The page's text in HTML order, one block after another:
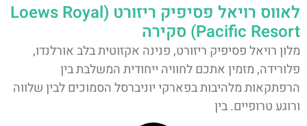
לאווס רויאל פסיפיק ריזורט (Loews Royal
Pacific Resort) סקירה
מלון רויאל פסיפיק ריזורט, פנינה אקזוטית בלב אורלנדו,
פלורידה, מזמין אתכם לחוויה ייחודית המשלבת בין
הרפתקאות מלהיבות בפארקי יוניברסל הסמוכים לבין שלווה
ורוגע טרופיים. בין